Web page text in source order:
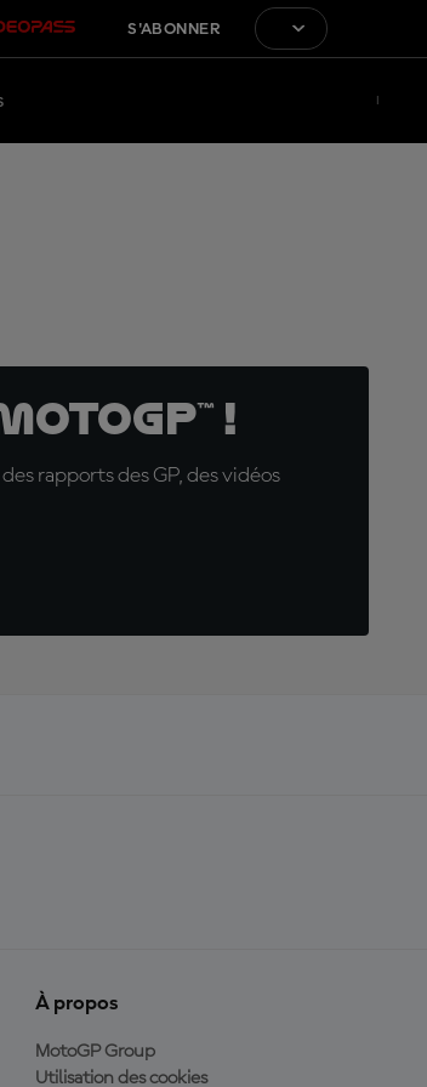
S'ABONNER
!
rapports des GP, des vidéos
À propos
MotoGP Group
Utilisation des cookies